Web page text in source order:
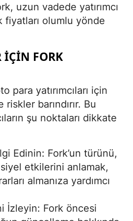
uzun vadede yatırımcı
fiyatları olumlu yönde
İÇIN FORK
para yatırımcıları için
barındırır. Bu
şu noktaları dikkate
Edinin: Fork’un türünü,
etkilerini anlamak,
almanıza yardımcı
İzleyin: Fork öncesi